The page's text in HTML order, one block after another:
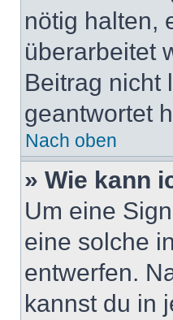
nötig halten,
überarbeitet
Beitrag nicht
geantwortet
Nach oben
» Wie kann
Um eine
eine solche
entwerfen.
kannst du in